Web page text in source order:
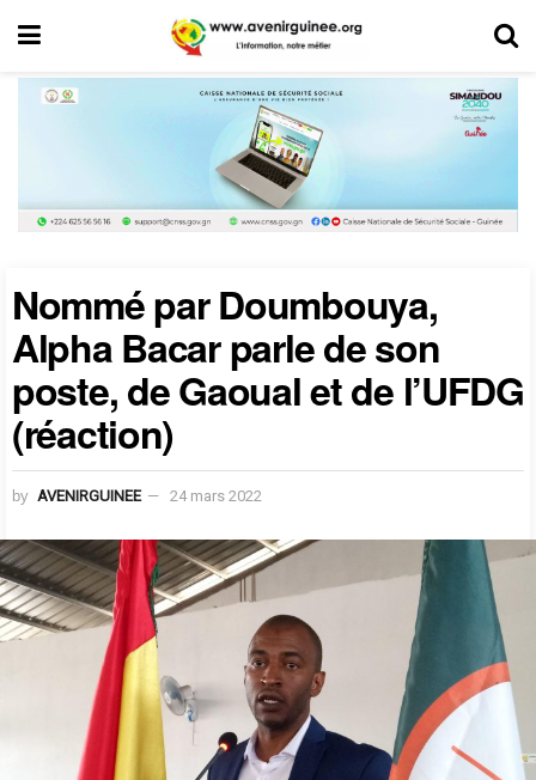
Nommé par Doumbouya,
Alpha Bacar parle de son
poste, de Gaoual et de l’UFDG
(réaction)
by AVENIRGUINEE 24 mars 2022